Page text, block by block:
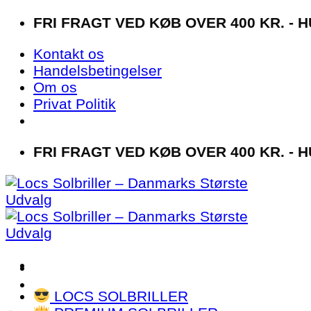
Fortsæt
indhold
FRI FRAGT VED KØB OVER 400 KR. -
Kontakt os
Handelsbetingelser
Om os
Privat Politik
FRI FRAGT VED KØB OVER 400 KR. -
LOCS SOLBRILLER